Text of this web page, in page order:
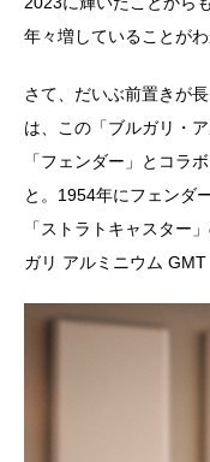
年々増していることがわ
さて、だいぶ前置きが
は、この「ブルガリ・
「フェンダー」とコラ
と。1954年にフェンダ
「ストラトキャスター
ガリ アルミニウム